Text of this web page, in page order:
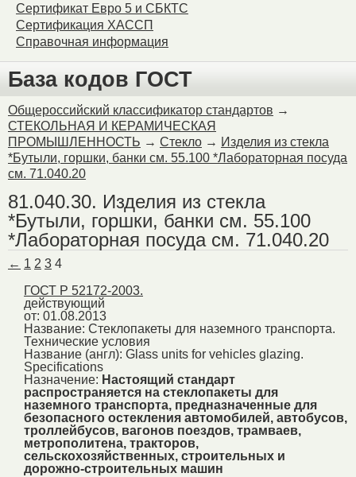
Сертификат Евро 5 и СБКТС
Сертификация ХАССП
Справочная информация
База кодов ГОСТ
Общероссийский классификатор стандартов →
СТЕКОЛЬНАЯ И КЕРАМИЧЕСКАЯ
ПРОМЫШЛЕННОСТЬ → Стекло → Изделия из стекла
*Бутыли, горшки, банки см. 55.100 *Лабораторная посуда
см. 71.040.20
81.040.30. Изделия из стекла
*Бутыли, горшки, банки см. 55.100
*Лабораторная посуда см. 71.040.20
← 1 2 3 4
ГОСТ Р 52172-2003.
действующий
от: 01.08.2013
Название: Стеклопакеты для наземного транспорта.
Технические условия
Название (англ): Glass units for vehicles glazing.
Specifications
Назначение: Настоящий стандарт
распространяется на стеклопакеты для
наземного транспорта, предназначенные для
безопасного остекления автомобилей, автобусов,
троллейбусов, вагонов поездов, трамваев,
метрополитена, тракторов,
сельскохозяйственных, строительных и
дорожно-строительных машин